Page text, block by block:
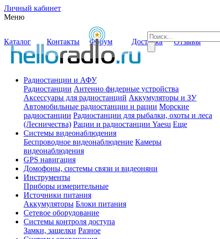
Личный кабинет
Меню
Каталог Контакты Форум Доставка Отзывы
Радиостанции и АФУ
Радиостанции Антенно фидерные устройства
Аксессуары для радиостанций Аккумуляторы и ЗУ
Автомобильные радиостанции и рации Морские
радиостанции Радиостанции для рыбалки, охоты и леса
(Лесничества) Рации и радиостанции Yaesu Еще
Системы видеонаблюдения
Беспроводное видеонаблюдение Камеры
видеонаблюдения
GPS навигация
Домофоны, системы связи и видеоняни
Инструменты
Приборы измерительные
Источники питания
Аккумуляторы Блоки питания
Сетевое оборудование
Системы контроля доступа
Замки, защелки Разное